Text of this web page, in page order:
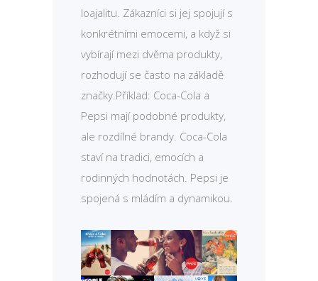
loajalitu. Zákazníci si jej spojují s
konkrétními emocemi, a když si
vybírají mezi dvěma produkty,
rozhodují se často na základě
značky.Příklad: Coca-Cola a
Pepsi mají podobné produkty,
ale rozdílné brandy. Coca-Cola
staví na tradici, emocích a
rodinných hodnotách. Pepsi je
spojená s mládím a dynamikou.